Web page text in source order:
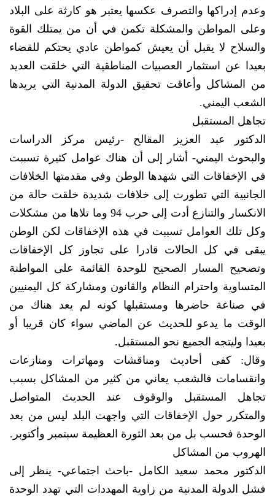
وعدم إدراكها والتصرف عكسها يعتبر هو كارثة على البلاد
وعلى المواطن والمشكلة تكمن في أن من يمتلك القوة
والسلاح لا يقبل أن يعيش كمواطن عادي يحتكم للقضاء
بعيدا عن استثمار العصبيات المناطقية التي خلقت العديد
من المشاكل وأعاقت تحقيق الدولة المدنية التي يريدها
الشعب اليمني.
تجاهل المستقبل
الدكتور عبد العزيز المقالح -رئيس مركز الدراسات
والبحوث اليمني- أشار إلى أن هناك عوامل كثيرة تسببت
في الإخفاقات التي شهدها الوطن وفي مقدمتها الخلافات
الجانبية التي تطورت إلى خلافات شديدة خلقت حالة من
الانكسار والتنازع أدت إلى حرب 94 وما تلاها من مشكلات
وكل تلك العوامل تسببت في هذه الإخفاقات لكن الوطن
يبقى في كل الحالات قادرا على تجاوز كل الإخفاقات
وتصحيح المسار الصحيح للوحدة القائمة على المواطنة
المتساوية واحترام النظام والقانون ومشاركة كل اليمنيين
في صناعة حاضرها ومستقبلها كونه لم يعد هناك من
الوقت ما يدعو للحديث عن الماضي سواء كان قريبا أو
بعيدا وليتجه الجميع نحو المستقبل.
وقال: كفى أحاديث ومناقشات ومهاترات ومنازعات
وانقسامات فالشعب يعاني من كثير من المشاكل بسبب
تجاهل المستقبل والوقوف عند الحديث المتواصل
والمتكرر حول الإخفاقات التي واجهت البلد ليس من بعد
الوحدة فحسب بل من بعد الثورة العظيمة سبتمبر وأكتوبر.
الهروب من المشاكل
الدكتور محمد سعيد الكامل -باحث اجتماعي- ينظر إلى
فشل الدولة المدنية من زاوية المهددات التي تهدد الوحدة